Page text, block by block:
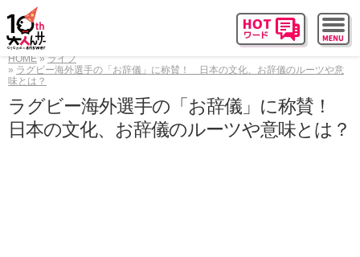
HOME
ライフ
ラグビー海外選手の「お辞儀」に称賛！ 日本の文化、お辞儀のルーツや意
味とは？
ラグビー海外選手の「お辞儀」に称賛！
日本の文化、お辞儀のルーツや意味とは？